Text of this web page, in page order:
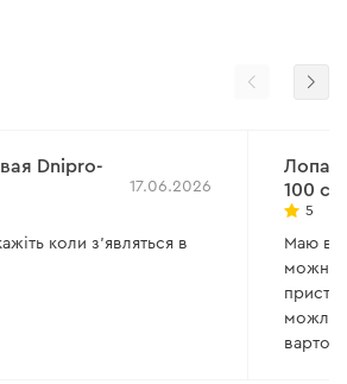
Dnipro-
17.06.2026
коли з'являться в
100 см
5
Маю
можна
варто